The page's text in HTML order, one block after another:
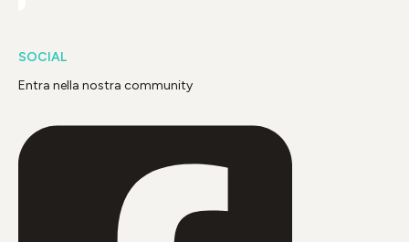
SOCIAL
Entra nella nostra community